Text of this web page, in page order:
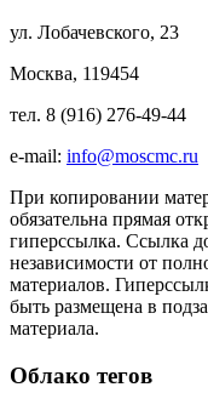
ул. Лобачевского, 23
Москва, 119454
тел. 8 (916) 276-49-44
e-mail: info@moscmc.ru
При копировании
обязательна прямая
гиперссылка. Ссылка
независимости от
материалов.
быть размещена в
материала.
Облако тегов